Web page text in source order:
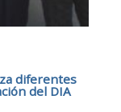
diferentes
del DIA